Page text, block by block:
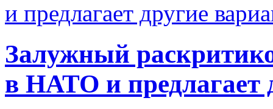
Залужный
в НАТО и предлагает